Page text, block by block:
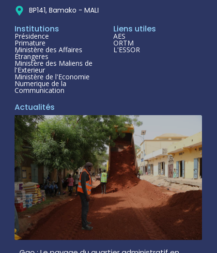
BP141, Bamako - MALI
Institutions
Présidence
Primature
Ministère des Affaires
Étrangeres
Ministère des Maliens de
l'Exterieur
Ministère de l'Economie
Numerique de la
Communication
Liens utiles
AES
ORTM
L'ESSOR
Actualités